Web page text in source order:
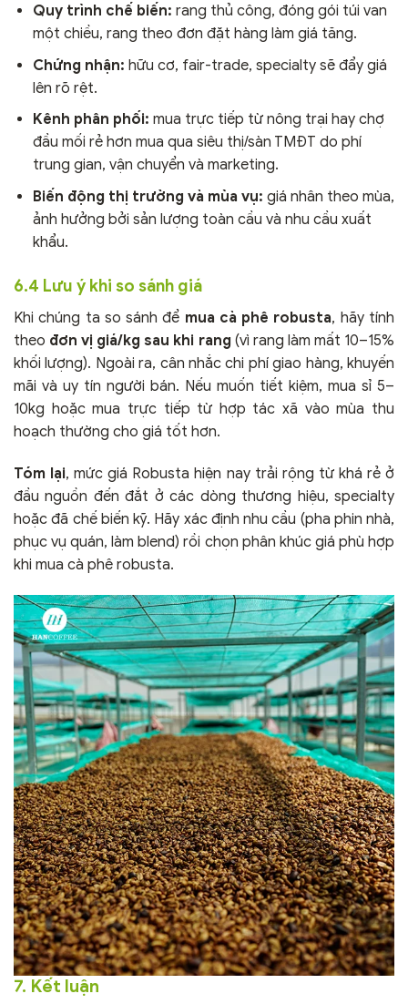
Quy trình chế biến: rang thủ công, đóng gói túi van
một chiều, rang theo đơn đặt hàng làm giá tăng.
Chứng nhận: hữu cơ, fair-trade, specialty sẽ đẩy giá
lên rõ rệt.
Kênh phân phối: mua trực tiếp từ nông trại hay chợ
đầu mối rẻ hơn mua qua siêu thị/sàn TMĐT do phí
trung gian, vận chuyển và marketing.
Biến động thị trường và mùa vụ: giá nhân theo mùa,
ảnh hưởng bởi sản lượng toàn cầu và nhu cầu xuất
khẩu.
6.4 Lưu ý khi so sánh giá
Khi chúng ta so sánh để mua cà phê robusta, hãy tính
theo đơn vị giá/kg sau khi rang (vì rang làm mất 10–15%
khối lượng). Ngoài ra, cân nhắc chi phí giao hàng, khuyến
mãi và uy tín người bán. Nếu muốn tiết kiệm, mua sỉ 5–
10kg hoặc mua trực tiếp từ hợp tác xã vào mùa thu
hoạch thường cho giá tốt hơn.
Tóm lại, mức giá Robusta hiện nay trải rộng từ khá rẻ ở
đầu nguồn đến đắt ở các dòng thương hiệu, specialty
hoặc đã chế biến kỹ. Hãy xác định nhu cầu (pha phin nhà,
phục vụ quán, làm blend) rồi chọn phân khúc giá phù hợp
khi mua cà phê robusta.
7. Kết luận